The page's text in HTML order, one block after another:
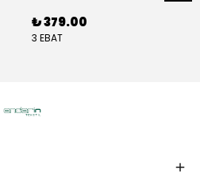
₺ 379.00
3 EBAT